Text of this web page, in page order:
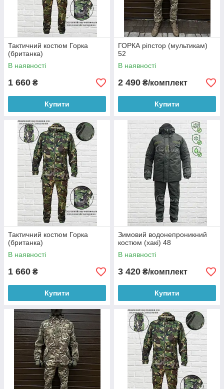
Тактичний костюм Горка
(британка)
В наявності
1 660 ₴
Купити
ГОРКА ріпстор (мультикам)
52
В наявності
2 490 ₴/комплект
Купити
Тактичний костюм Горка
(британка)
В наявності
1 660 ₴
Купити
Зимовий водонепроникний
костюм (хакі) 48
В наявності
3 420 ₴/комплект
Купити